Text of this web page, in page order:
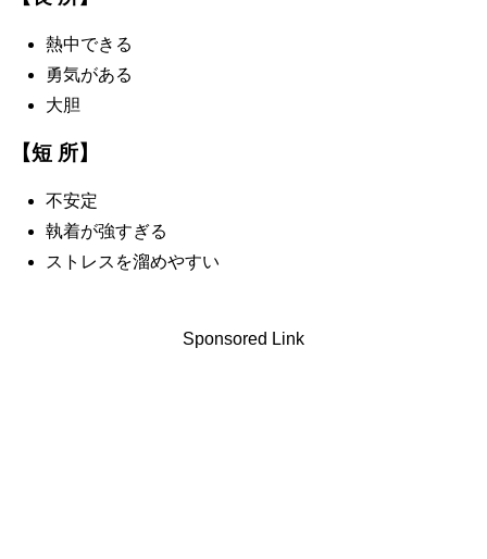
熱中できる
勇気がある
大胆
【短 所】
不安定
執着が強すぎる
ストレスを溜めやすい
Sponsored Link